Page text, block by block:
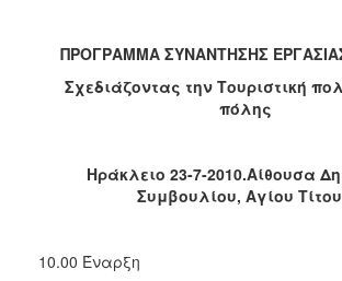
ΠΡΟΓΡΑΜΜΑ ΣΥΝΑΝΤΗΣΗΣ
Σχεδιάζοντας την Τουριστική
πόλης
Ηράκλειο 23-7-2010.Αίθουσα
Συμβουλίου, Αγίου
10.00 Έναρξη